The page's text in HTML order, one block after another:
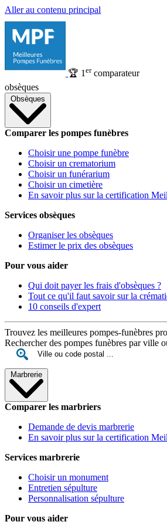
Aller au contenu principal
🏆 1 ercomparateur
obsèques
Obsèques
Comparer les pompes funèbres
Choisir une pompe funèbre
Choisir un crematorium
Choisir un funérarium
Choisir un cimetière
En savoir plus sur la certification
Services obsèques
Organiser les obsèques
Estimer le prix des obsèques
Pour vous aider
Qui doit payer les frais d'obsèques ?
Tout ce qu'il faut savoir sur la
10 conseils d'expert
Trouvez les meilleures pompes-funèbres
Rechercher des pompes funèbres par ville
Marbrerie
Comparer les marbriers
Demande de devis marbrerie
En savoir plus sur la certification
Services marbrerie
Choisir un monument
Entretien sépulture
Personnalisation sépulture
Pour vous aider